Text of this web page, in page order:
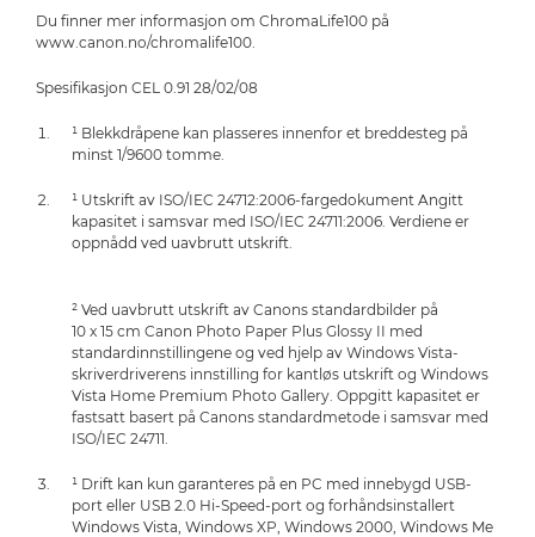
Du finner mer informasjon om ChromaLife100 på
www.canon.no/chromalife100.
Spesifikasjon CEL 0.91 28/02/08
¹ Blekkdråpene kan plasseres innenfor et breddesteg på
minst 1/9600 tomme.
¹ Utskrift av ISO/IEC 24712:2006-fargedokument Angitt
kapasitet i samsvar med ISO/IEC 24711:2006. Verdiene er
oppnådd ved uavbrutt utskrift.
² Ved uavbrutt utskrift av Canons standardbilder på
10 x 15 cm Canon Photo Paper Plus Glossy II med
standardinnstillingene og ved hjelp av Windows Vista-
skriverdriverens innstilling for kantløs utskrift og Windows
Vista Home Premium Photo Gallery. Oppgitt kapasitet er
fastsatt basert på Canons standardmetode i samsvar med
ISO/IEC 24711.
¹ Drift kan kun garanteres på en PC med innebygd USB-
port eller USB 2.0 Hi-Speed-port og forhåndsinstallert
Windows Vista, Windows XP, Windows 2000, Windows Me